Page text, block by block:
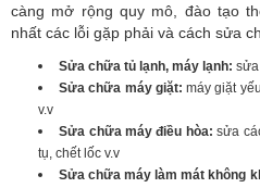
càng mở rộng quy mô, đào tạo
nhất các lỗi gặp phải và cách sửa
Sửa chữa tủ lạnh, máy lạnh: sửa
Sửa chữa máy giặt:máy giặt
v.v
Sửa chữa máy điều hòa: sửa
tụ, chết lốc v.v
Sửa chữa máy làm mát không